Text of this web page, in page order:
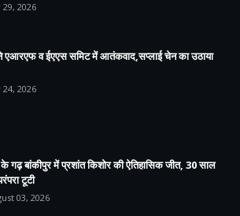
29, 2026
एआरएफ व ईएएस समिट में आतंकवाद,सप्लाई चेन का उठाया
24, 2026
गढ़ बांकीपुर में प्रशांत किशोर की ऐतिहासिक जीत, 30 साल
टूटी
03, 2026